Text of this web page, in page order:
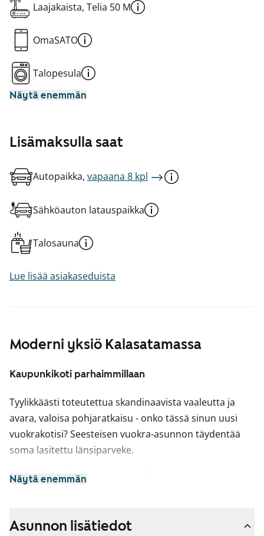
Moderni yksiö Kalasatamassa
Kaupunkikoti parhaimmillaan
Tyylikkäästi toteutettua skandinaavista vaaleutta ja
avara, valoisa pohjaratkaisu - onko tässä sinun uusi
vuokrakotisi? Seesteisen vuokra-asunnon täydentää
soma lasitettu länsiparveke.
Asuinhuoneiden lattiat ovat valkaistua
klinkkerilattia. Keittiökaapistoissa on kaunis vaalea
Näytä enemmän
Laajakaista, Telia 50 M
OmaSATO
Talopesula
Näytä enemmän
Lisämaksulla saat
Autopaikka, vapaana 8 kpl
Sähköauton latauspaikka
Talosauna
Lue lisää asiakaseduista
Asunnon lisätiedot